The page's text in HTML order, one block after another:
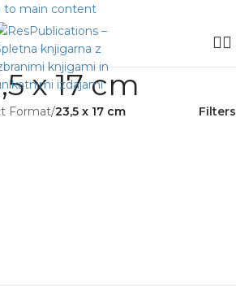
to main content
x 17 cm
Format/23,5 x 17 cm Filters